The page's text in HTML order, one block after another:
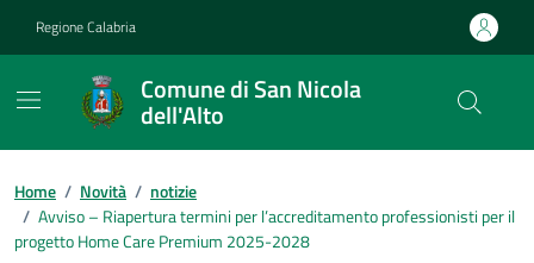
Regione Calabria
Comune di San Nicola
dell'Alto
Home / Novità / notizie
/ Avviso – Riapertura termini per l’accreditamento professionisti per il
progetto Home Care Premium 2025-2028